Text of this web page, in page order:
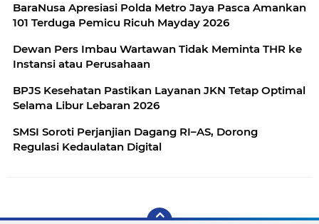
BaraNusa Apresiasi Polda Metro Jaya Pasca Amankan
101 Terduga Pemicu Ricuh Mayday 2026
Dewan Pers Imbau Wartawan Tidak Meminta THR ke
Instansi atau Perusahaan
BPJS Kesehatan Pastikan Layanan JKN Tetap Optimal
Selama Libur Lebaran 2026
SMSI Soroti Perjanjian Dagang RI–AS, Dorong
Regulasi Kedaulatan Digital